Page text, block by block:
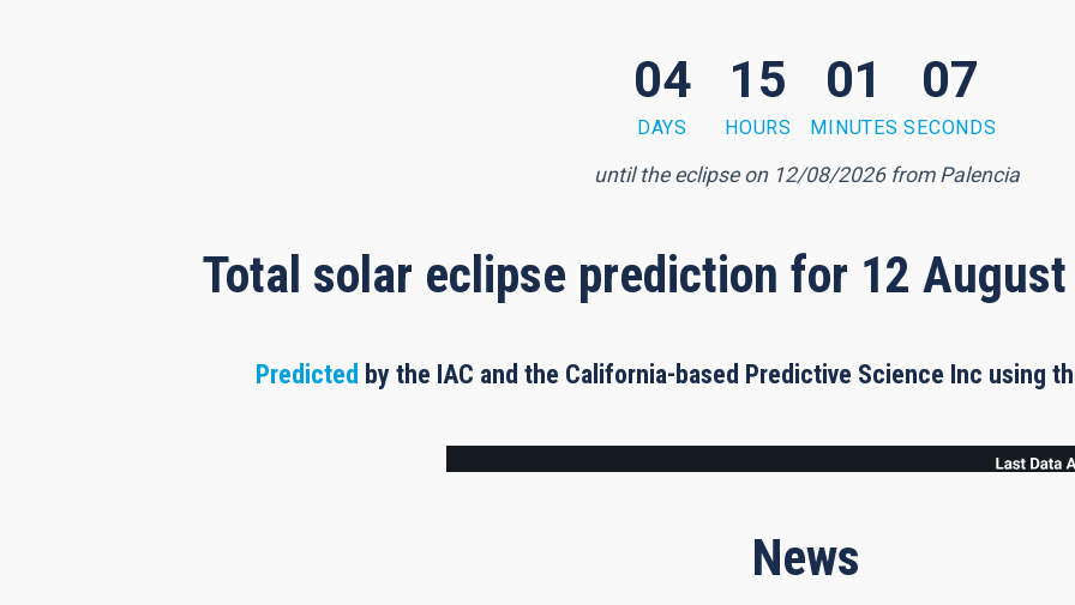
04
DAYS
15
HOURS
01
MINUTES
06
SECONDS
until the eclipse on 12/08/2026 from Palencia
Total solar eclipse prediction for 12
Predicted by the IAC and the California-based Predictive Science Inc using
News